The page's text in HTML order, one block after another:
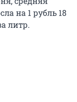
на 1 рубль 18
литр.